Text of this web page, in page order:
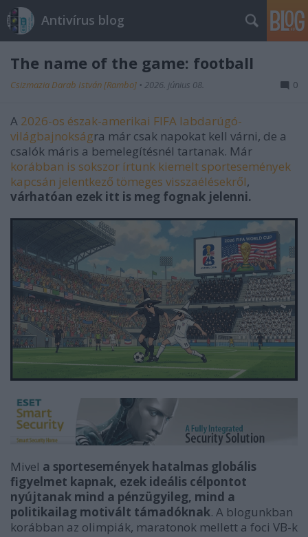
Antivírus blog
The name of the game: football
Csizmazia Darab István [Rambo] • 2026. június 08. 0
A 2026-os észak-amerikai FIFA labdarúgó-
világbajnokságra már csak napokat kell várni, de a
csalók máris a bemelegítésnél tartanak. Már
korábban is sokszor írtunk kiemelt sportesemények
kapcsán jelentkező tömeges visszaélésekről,
várhatóan ezek itt is meg fognak jelenni.
Mivel a sportesemények hatalmas globális
figyelmet kapnak, ezek ideális célpontot
nyújtanak mind a pénzügyileg, mind a
politikailag motivált támadóknak. A blogunkban
korábban az olimpiák, maratonok mellett a foci VB-k